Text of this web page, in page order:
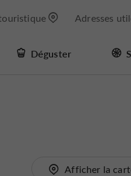
Adresses
Déguster
Afficher la